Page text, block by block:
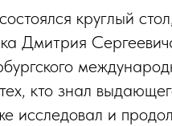
круглый
Дмитрия
кто знал
исследовал и